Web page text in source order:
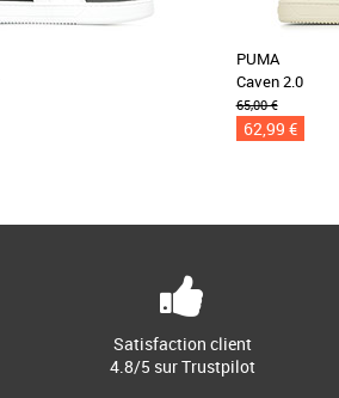
PUMA
Caven 2.0
65,00 €
62,99 €
Satisfaction client
4.8/5 sur Trustpilot